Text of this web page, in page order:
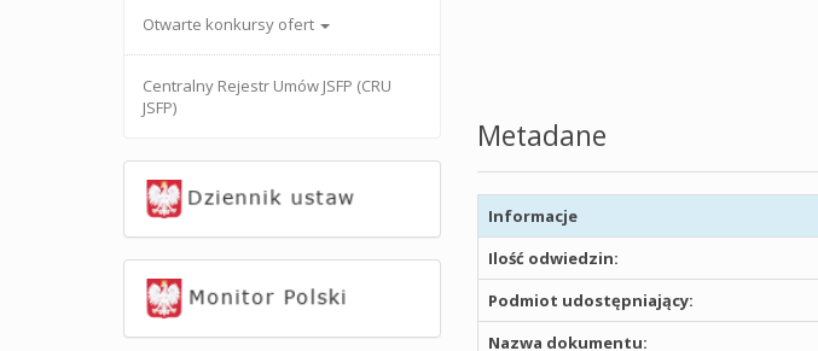
Otwarte konkursy ofert
Centralny Rejestr Umów JSFP (CRU
JSFP)
Metadane
Informacje
Ilość odwiedzin:
Podmiot udostępniający:
Nazwa dokumentu: